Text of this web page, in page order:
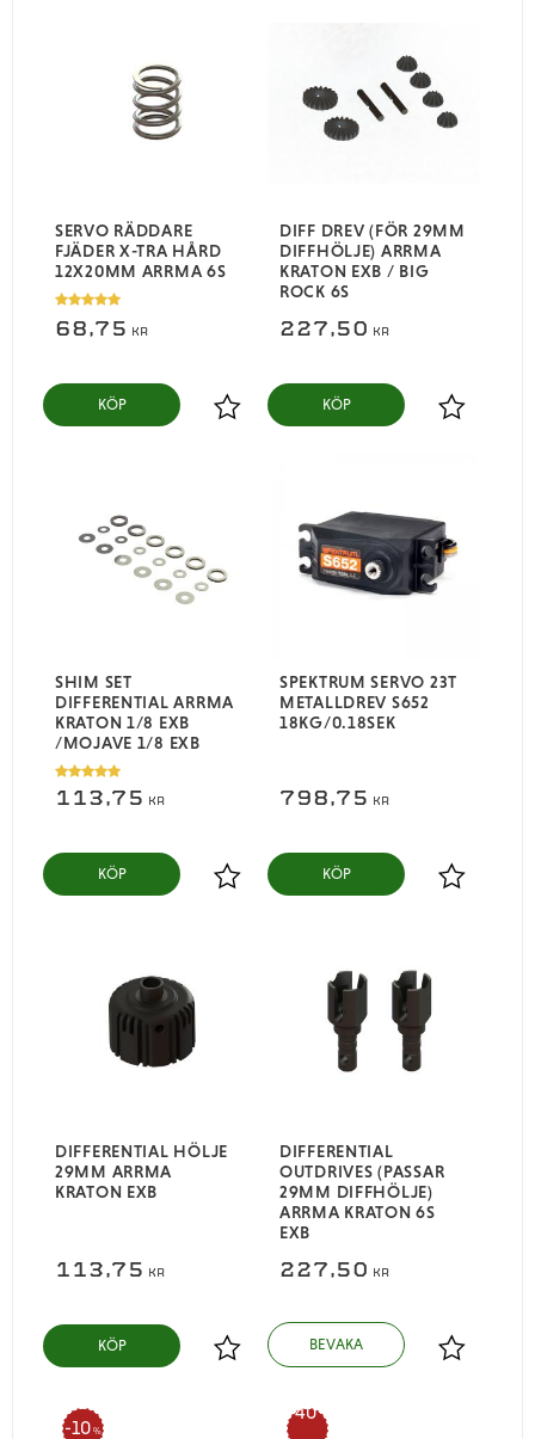
SERVO RÄDDARE
FJÄDER X-TRA HÅRD
12X20MM ARRMA 6S
68,75 KR
Lägg till i favoriter
KÖP
DIFF DREV (FÖR 29MM
DIFFHÖLJE) ARRMA
KRATON EXB / BIG
ROCK 6S
227,50 KR
Lägg till i
KÖP
SHIM SET
DIFFERENTIAL ARRMA
KRATON 1/8 EXB
/MOJAVE 1/8 EXB
113,75 KR
Lägg till i favoriter
KÖP
SPEKTRUM SERVO 23T
METALLDREV S652
18KG/0.18SEK
798,75 KR
Lägg till i
KÖP
DIFFERENTIAL HÖLJE
29MM ARRMA
KRATON EXB
113,75 KR
Lägg till i favoriter
KÖP
DIFFERENTIAL
OUTDRIVES (PASSAR
29MM DIFFHÖLJE)
ARRMA KRATON 6S
EXB
227,50 KR
Lägg till i
10 %
40